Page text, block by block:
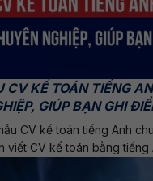
CV KẾ TOÁN TIẾNG
GIÚP BẠN GHI
CV kế toán tiếng Anh
viết CV kế toán bằng tiếng